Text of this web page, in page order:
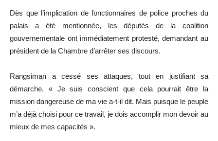
Dès que l’implication de fonctionnaires de police proches du
palais a été mentionnée, les députés de la coalition
gouvernementale ont immédiatement protesté, demandant au
président de la Chambre d’arrêter ses discours.
Rangsiman a cessé ses attaques, tout en justifiant sa
démarche. « Je suis conscient que cela pourrait être la
mission dangereuse de ma vie a-t-il dit. Mais puisque le peuple
m’a déjà choisi pour ce travail, je dois accomplir mon devoir au
mieux de mes capacités ».